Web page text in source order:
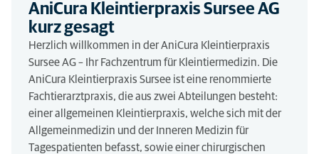
AniCura Kleintierpraxis Sursee AG
kurz gesagt
Herzlich willkommen in der AniCura Kleintierpraxis
Sursee AG – Ihr Fachzentrum für Kleintiermedizin. Die
AniCura Kleintierpraxis Sursee ist eine renommierte
Fachtierarztpraxis, die aus zwei Abteilungen besteht:
einer allgemeinen Kleintierpraxis, welche sich mit der
Allgemeinmedizin und der Inneren Medizin für
Tagespatienten befasst, sowie einer chirurgischen